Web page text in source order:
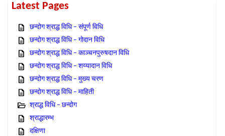
Latest Pages
छन्दोग श्राद्ध विधि – संपूर्ण विधि
छन्दोग श्राद्ध विधि – गोदान विधि
छन्दोग श्राद्ध विधि – काञ्चनपुरुषदान विधि
छन्दोग श्राद्ध विधि – शय्यादान विधि
छन्दोग श्राद्ध विधि – मुख्य चरण
छन्दोग श्राद्ध विधि – माहिती
श्राद्ध विधि – छन्दोग
श्राद्धारम्भ
दक्षिणा